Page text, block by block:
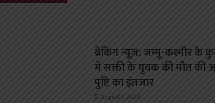
ब्रेकिंग न्यूज़: जम्मू-कश्मीर
में सक्ती के युवक की मौत की
पुष्टि का इंतजार
August 1, 2026